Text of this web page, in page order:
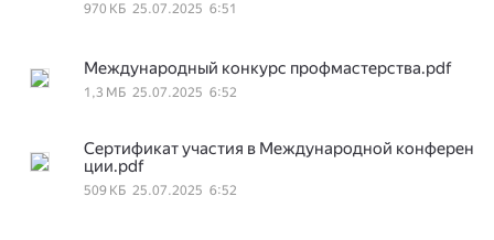
25.07.2025 6:51
970 КБ
Международный конкурс профмастерства.pdf
25.07.2025 6:52
1,3 МБ
Сертификат участия в Международной конферен
ции.pdf
25.07.2025 6:52
509 КБ